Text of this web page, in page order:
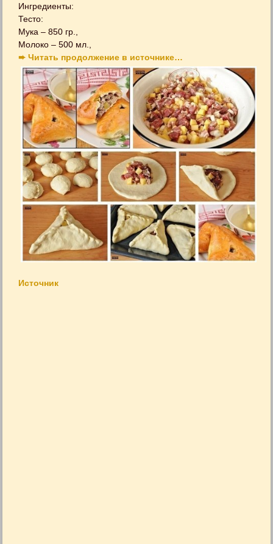
Ингредиенты:
Тесто:
Мука – 850 гр.,
Молоко – 500 мл.,
➨ Читать продолжение в источнике…
Источник